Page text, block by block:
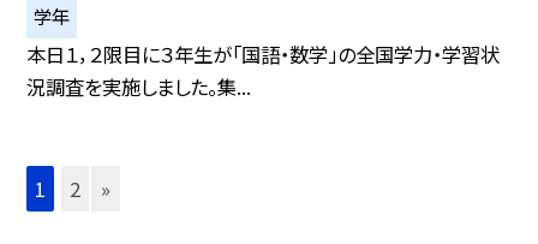
学年
本日１，２限目に３年生が「国語・数学」の全国学力・学習状
況調査を実施しました。集...
1 2 »